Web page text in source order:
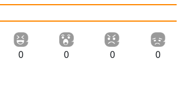
0 0 0 0